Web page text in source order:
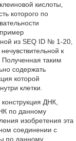
кислоты,
которого по
из SEQ ID № 1-20,
к
таким
содержать
которой
клетки.
ДНК,
по данному
изобретения эта
соединении с
по данному